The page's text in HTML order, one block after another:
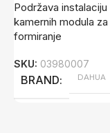
Podržava instalaciju
kamernih modula za
formiranje
SKU: 03980007
BRAND DAHUA